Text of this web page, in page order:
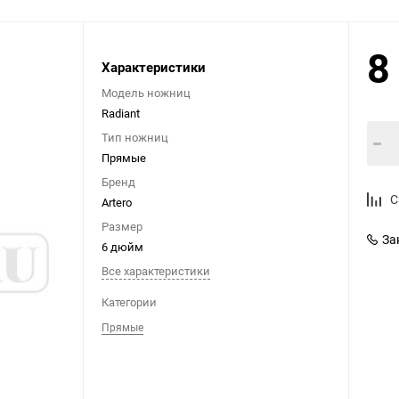
Выберите
Характеристики
Модель ножниц
Radiant
Тип ножниц
Прямые
Бренд
Artero
Размер
6 дюйм
Все характеристики
Категории
Прямые